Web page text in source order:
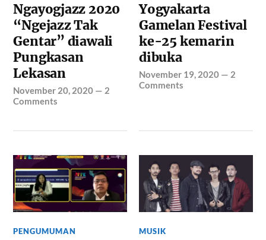
Ngayogjazz 2020
“Ngejazz Tak
Gentar” diawali
Pungkasan
Lekasan
November 20, 2020 — 2
Comments
Yogyakarta
Gamelan Festival
ke-25 kemarin
dibuka
November 19, 2020 — 2
Comments
PENGUMUMAN MUSIK